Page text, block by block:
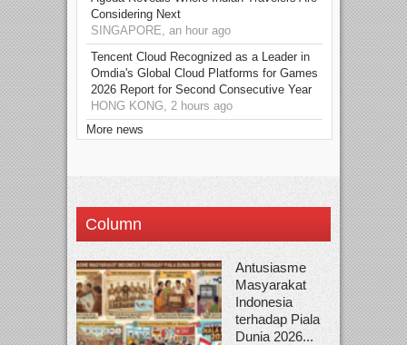
Considering Next
SINGAPORE, an hour ago
Tencent Cloud Recognized as a Leader in
Omdia's Global Cloud Platforms for Games
2026 Report for Second Consecutive Year
HONG KONG, 2 hours ago
More news
Column
Antusiasme
Masyarakat
Indonesia
terhadap Piala
Dunia 2026...